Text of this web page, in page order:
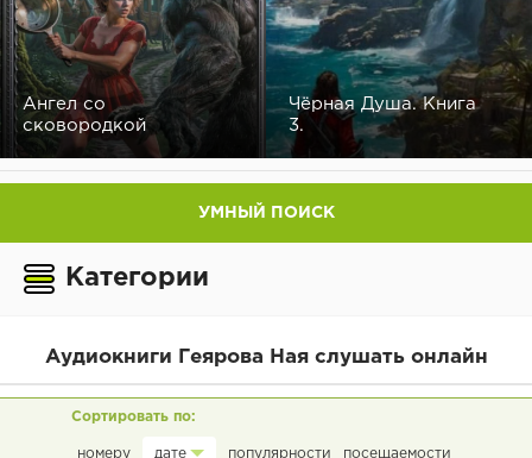
Ангел со
сковородкой
Чёрная Душа. Книга
3.
УМНЫЙ ПОИСК
Категории
Аудиокниги Геярова Ная слушать онлайн
номеру дате популярности посещаемости